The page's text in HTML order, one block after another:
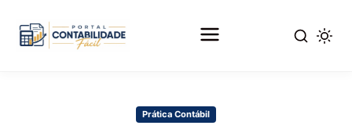
Prática Contábil